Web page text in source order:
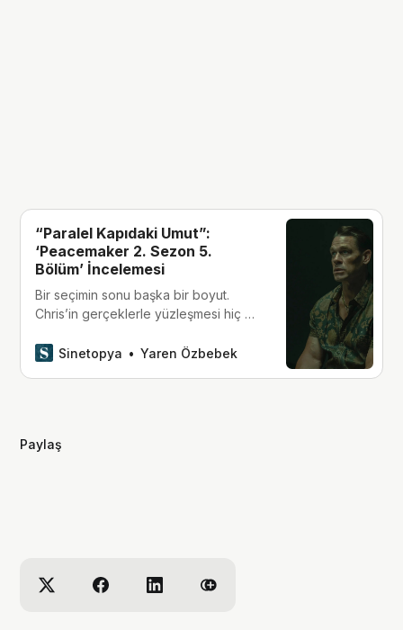
“Paralel Kapıdaki Umut”:
‘Peacemaker 2. Sezon 5.
Bölüm’ İncelemesi
Bir seçimin sonu başka bir boyut.
Chris’in gerçeklerle yüzleşmesi hiç bu
Sinetopya
Yaren Özbebek
Paylaş